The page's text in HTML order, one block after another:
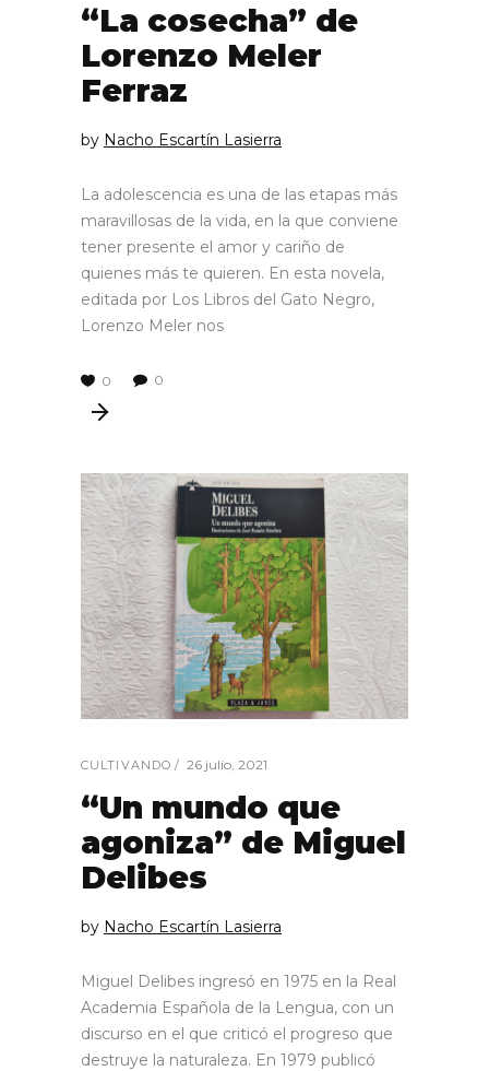
“La cosecha” de
Lorenzo Meler
Ferraz
by Nacho Escartín Lasierra
La adolescencia es una de las etapas más
maravillosas de la vida, en la que conviene
tener presente el amor y cariño de
quienes más te quieren. En esta novela,
editada por Los Libros del Gato Negro,
Lorenzo Meler nos
0 0
CULTIVANDO 26 julio, 2021
“Un mundo que
agoniza” de Miguel
Delibes
by Nacho Escartín Lasierra
Miguel Delibes ingresó en 1975 en la Real
Academia Española de la Lengua, con un
discurso en el que criticó el progreso que
destruye la naturaleza. En 1979 publicó